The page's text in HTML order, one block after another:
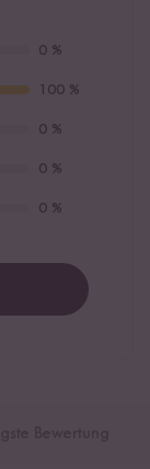
0 %
100 %
0 %
0 %
0 %